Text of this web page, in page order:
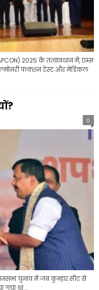
2025 के तत्वावधान में, एम्स
फंक्शन टेस्ट और मेडिकल
0
चुनाव में जब कुम्हार सीट से
गया था...